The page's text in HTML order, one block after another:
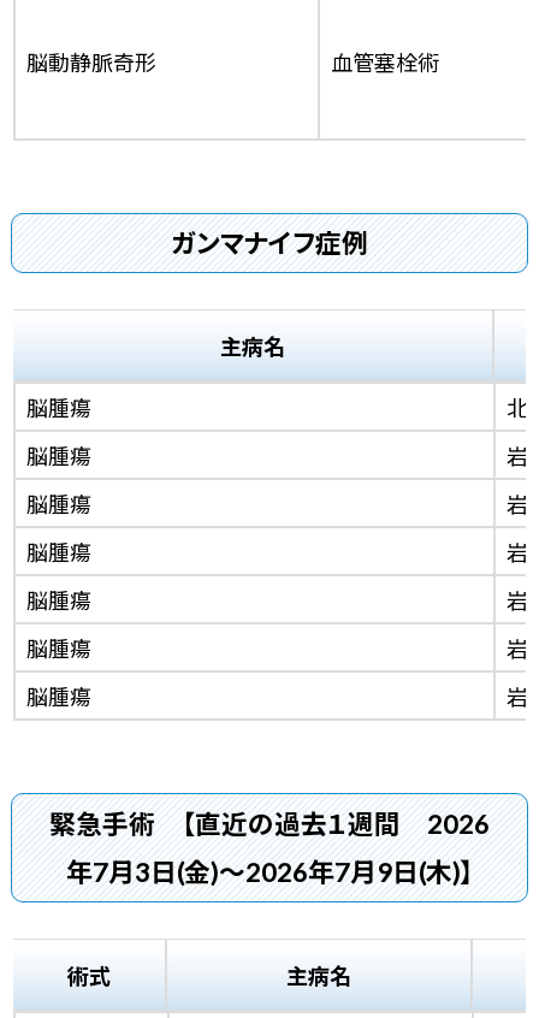
脳動静脈奇形 血管塞栓術
ガンマナイフ症例
主病名
脳腫瘍
北
脳腫瘍
岩
脳腫瘍
岩
脳腫瘍
岩
脳腫瘍
岩
脳腫瘍
岩
脳腫瘍
岩
緊急手術
【直近の過去１週間 2026
年7月3日(金)～2026年7月9日(木)】
術式
主病名